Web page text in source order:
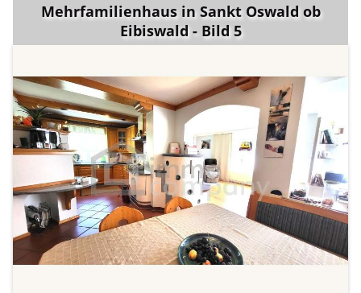
Mehrfamilienhaus in Sankt Oswald ob
Eibiswald - Bild 5